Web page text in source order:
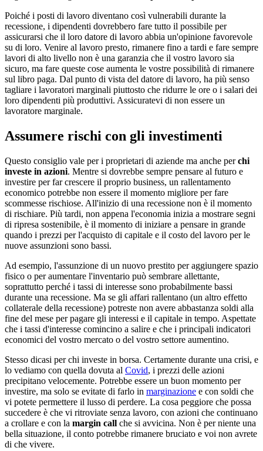
Poiché i posti di lavoro diventano così vulnerabili durante la
recessione, i dipendenti dovrebbero fare tutto il possibile per
assicurarsi che il loro datore di lavoro abbia un'opinione favorevole
su di loro. Venire al lavoro presto, rimanere fino a tardi e fare sempre
lavori di alto livello non è una garanzia che il vostro lavoro sia
sicuro, ma fare queste cose aumenta le vostre possibilità di rimanere
sul libro paga. Dal punto di vista del datore di lavoro, ha più senso
tagliare i lavoratori marginali piuttosto che ridurre le ore o i salari dei
loro dipendenti più produttivi. Assicuratevi di non essere un
lavoratore marginale.
Assumere rischi con gli investimenti
Questo consiglio vale per i proprietari di aziende ma anche perchi
investe in azioni. Mentre si dovrebbe sempre pensare al futuro e
investire per far crescere il proprio business, un rallentamento
economico potrebbe non essere il momento migliore per fare
scommesse rischiose. All'inizio di una recessione non è il momento
di rischiare. Più tardi, non appena l'economia inizia a mostrare segni
di ripresa sostenibile, è il momento di iniziare a pensare in grande
quando i prezzi per l'acquisto di capitale e il costo del lavoro per le
nuove assunzioni sono bassi.
Ad esempio, l'assunzione di un nuovo prestito per aggiungere spazio
fisico o per aumentare l'inventario può sembrare allettante,
soprattutto perché i tassi di interesse sono probabilmente bassi
durante una recessione. Ma se gli affari rallentano (un altro effetto
collaterale della recessione) potreste non avere abbastanza soldi alla
fine del mese per pagare gli interessi e il capitale in tempo. Aspettate
che i tassi d'interesse comincino a salire e che i principali indicatori
economici del vostro mercato o del vostro settore aumentino.
Stesso dicasi per chi investe in borsa. Certamente durante una crisi, e
lo vediamo con quella dovuta al Covid, i prezzi delle azioni
precipitano velocemente. Potrebbe essere un buon momento per
investire, ma solo se evitate di farlo in marginazione e con soldi che
vi potete permettere il lusso di perdere. La cosa peggiore che possa
succedere è che vi ritroviate senza lavoro, con azioni che continuano
a crollare e con la margin call che si avvicina. Non è per niente una
bella situazione, il conto potrebbe rimanere bruciato e voi non avrete
di che vivere.